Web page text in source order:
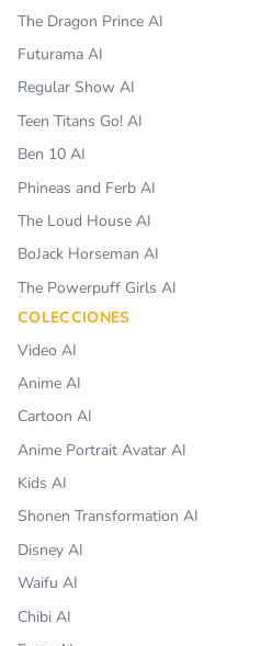
The Dragon Prince AI
Futurama AI
Regular Show AI
Teen Titans Go! AI
Ben 10 AI
Phineas and Ferb AI
The Loud House AI
BoJack Horseman AI
The Powerpuff Girls AI
COLECCIONES
Video AI
Anime AI
Cartoon AI
Anime Portrait Avatar AI
Kids AI
Shonen Transformation AI
Disney AI
Waifu AI
Chibi AI